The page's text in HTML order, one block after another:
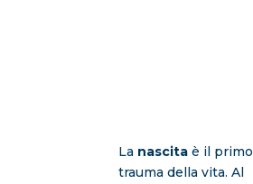
La nascitaè il primo
trauma della vita. Al